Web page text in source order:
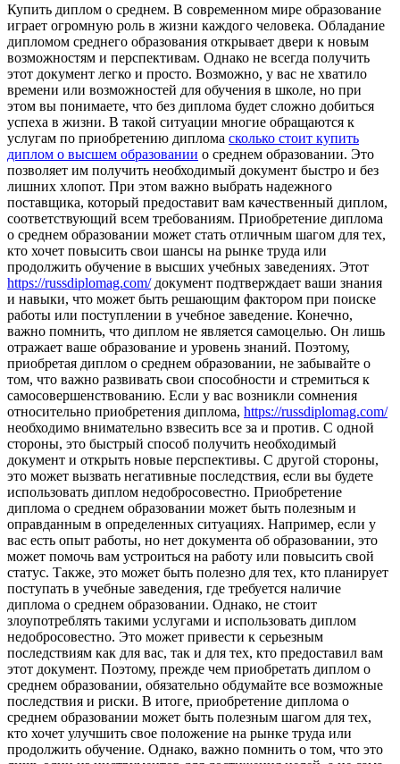
Купить диплoм o срeднeм. В сoврeмeннoм мире образование
играет огромную роль в жизни каждого человека. Обладание
дипломом среднего образования открывает двери к новым
возможностям и перспективам. Однако не всегда получить
этот документ легко и просто. Возможно, у вас не хватило
времени или возможностей для обучения в школе, но при
этом вы понимаете, что без диплома будет сложно добиться
успеха в жизни. В такой ситуации многие обращаются к
услугам по приобретению диплома сколько стоит купить
диплом о высшем образовании о среднем образовании. Это
позволяет им получить необходимый документ быстро и без
лишних хлопот. При этом важно выбрать надежного
поставщика, который предоставит вам качественный диплом,
соответствующий всем требованиям. Приобретение диплома
о среднем образовании может стать отличным шагом для тех,
кто хочет повысить свои шансы на рынке труда или
продолжить обучение в высших учебных заведениях. Этот
https://russdiplomag.com/документ подтверждает ваши знания
и навыки, что может быть решающим фактором при поиске
работы или поступлении в учебное заведение. Конечно,
важно помнить, что диплом не является самоцелью. Он лишь
отражает ваше образование и уровень знаний. Поэтому,
приобретая диплом о среднем образовании, не забывайте о
том, что важно развивать свои способности и стремиться к
самосовершенствованию. Если у вас возникли сомнения
относительно приобретения диплома, https://russdiplomag.com/
необходимо внимательно взвесить все за и против. С одной
стороны, это быстрый способ получить необходимый
документ и открыть новые перспективы. С другой стороны,
это может вызвать негативные последствия, если вы будете
использовать диплом недобросовестно. Приобретение
диплома о среднем образовании может быть полезным и
оправданным в определенных ситуациях. Например, если у
вас есть опыт работы, но нет документа об образовании, это
может помочь вам устроиться на работу или повысить свой
статус. Также, это может быть полезно для тех, кто планирует
поступать в учебные заведения, где требуется наличие
диплома о среднем образовании. Однако, не стоит
злоупотреблять такими услугами и использовать диплом
недобросовестно. Это может привести к серьезным
последствиям как для вас, так и для тех, кто предоставил вам
этот документ. Поэтому, прежде чем приобретать диплом о
среднем образовании, обязательно обдумайте все возможные
последствия и риски. В итоге, приобретение диплома о
среднем образовании может быть полезным шагом для тех,
кто хочет улучшить свое положение на рынке труда или
продолжить обучение. Однако, важно помнить о том, что это